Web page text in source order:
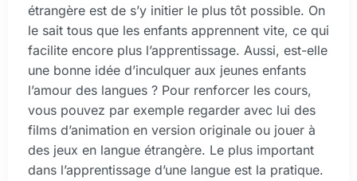
étrangère est de s’y initier le plus tôt possible. On
le sait tous que les enfants apprennent vite, ce qui
facilite encore plus l’apprentissage. Aussi, est-elle
une bonne idée d’inculquer aux jeunes enfants
l’amour des langues ? Pour renforcer les cours,
vous pouvez par exemple regarder avec lui des
films d’animation en version originale ou jouer à
des jeux en langue étrangère. Le plus important
dans l’apprentissage d’une langue est la pratique.